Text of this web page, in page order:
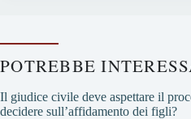
POTREBBE
Il giudice civile deve aspettare il
decidere sull’affidamento dei figli?